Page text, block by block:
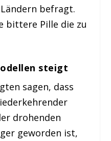
befragt.
bittere Pille die zu
steigt
sagen, dass
drohenden
geworden ist,